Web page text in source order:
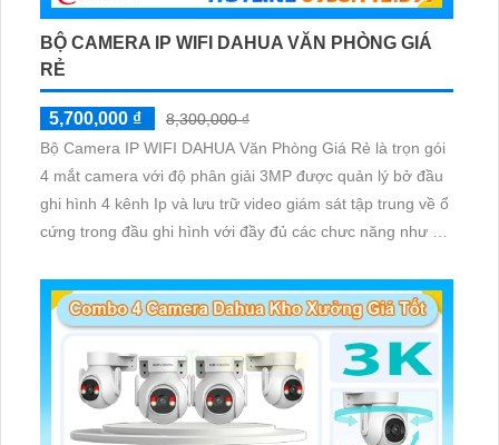
BỘ CAMERA IP WIFI DAHUA VĂN PHÒNG GIÁ
RẺ
5,700,000 ₫
8,300,000 ₫
Bộ Camera IP WIFI DAHUA Văn Phòng Giá Rẻ là trọn gói
4 mắt camera với độ phân giải 3MP được quản lý bở đầu
ghi hình 4 kênh Ip và lưu trữ video giám sát tập trung về ổ
cứng trong đầu ghi hình với đầy đủ các chưc năng như AI
giám sát có màu vào ban đêm